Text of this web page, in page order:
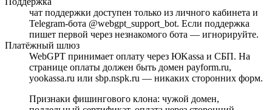
чат поддержки доступен только из личного кабинета и
Telegram-бота @webgpt_support_bot. Если поддержка
пишет первой через незнакомого бота — игнорируйте.
Платёжный шлюз
WebGPT принимает оплату через ЮKassa и СБП. На
странице оплаты должен быть домен payform.ru,
yookassa.ru или sbp.nspk.ru — никаких сторонних форм.
Признаки фишингового клона: чужой домен,